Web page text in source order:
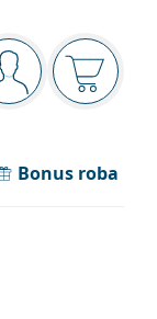
ploča
ste prijavljeni
Bonus roba